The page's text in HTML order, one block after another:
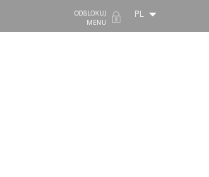
ODBLOKUJ
MENU
PL